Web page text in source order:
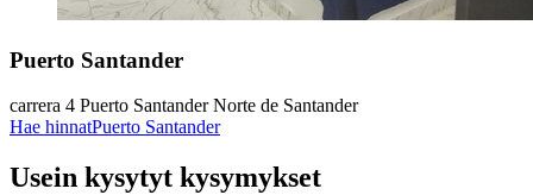
Puerto Santander
carrera 4 Puerto Santander Norte de Santander
Hae hinnatPuerto Santander
Usein kysytyt kysymykset